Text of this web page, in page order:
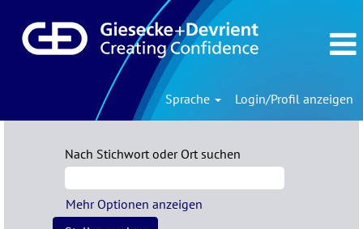
Sprache Login/Profil anzeigen
Nach Stichwort oder Ort suchen
Mehr Optionen anzeigen